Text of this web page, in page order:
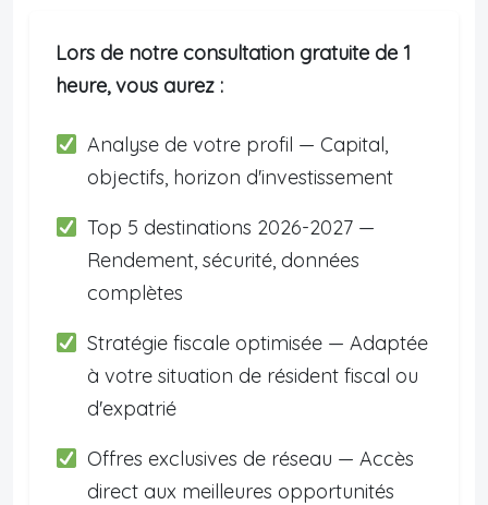
Lors de notre consultation gratuite de 1
heure, vous aurez :
Analyse de votre profil — Capital,
objectifs, horizon d'investissement
Top 5 destinations 2026-2027 —
Rendement, sécurité, données
complètes
Stratégie fiscale optimisée — Adaptée
à votre situation de résident fiscal ou
d'expatrié
Offres exclusives de réseau — Accès
direct aux meilleures opportunités